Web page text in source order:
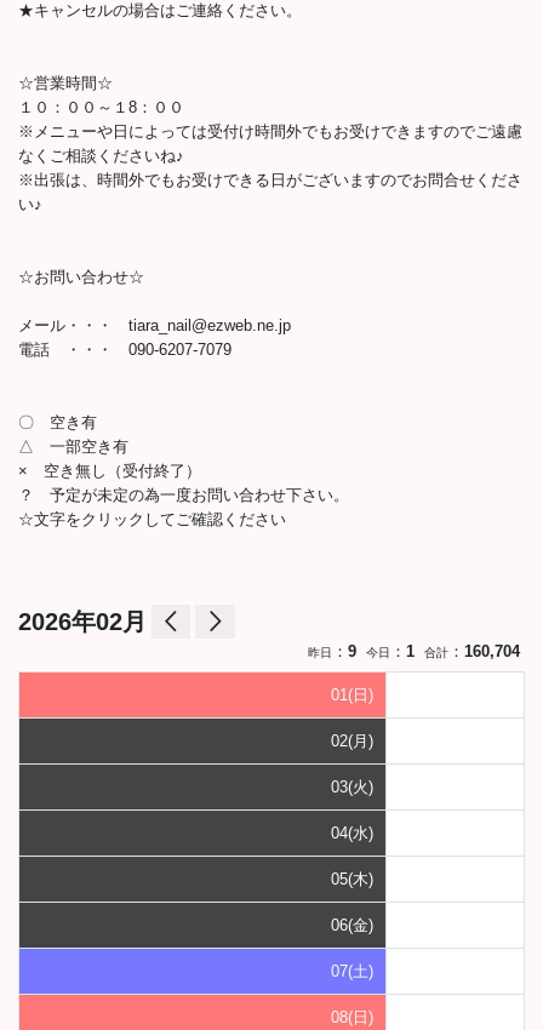
★キャンセルの場合はご連絡ください。
☆営業時間☆
１０：００～１8：００
※メニューや日によっては受付け時間外でもお受けできますのでご遠慮
なくご相談くださいね♪
※出張は、時間外でもお受けできる日がございますのでお問合せくださ
い♪
☆お問い合わせ☆
メール・・・ tiara_nail@ezweb.ne.jp
電話 ・・・ 090-6207-7079
〇 空き有
△ 一部空き有
× 空き無し（受付終了）
？ 予定が未定の為一度お問い合わせ下さい。
☆文字をクリックしてご確認ください
2026年02月 arrow_back_ios arrow_forward_ios
昨日 ： 9 今日 ： 1 合計 ： 160,704
01(日)
02(月)
03(火)
04(水)
05(木)
06(金)
07(土)
08(日)